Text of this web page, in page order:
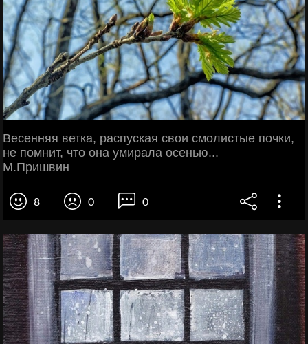
Весенняя ветка, распуская свои смолистые почки,
не помнит, что она умирала осенью...
М.Пришвин
8 0 0